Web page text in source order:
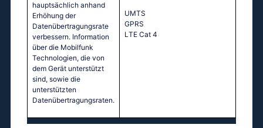
hauptsächlich anhand
Erhöhung der
Datenübertragungsrate
verbessern. Information
über die Mobilfunk
Technologien, die von
dem Gerät unterstützt
sind, sowie die
unterstützten
Datenübertragungsraten.
UМТS
GРRS
LТЕ Саt 4